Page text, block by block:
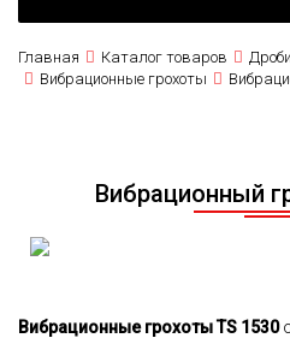
Главная Каталог товаров
Вибрационные грохоты
Вибрационный
Вибрационные грохоты TS 1530